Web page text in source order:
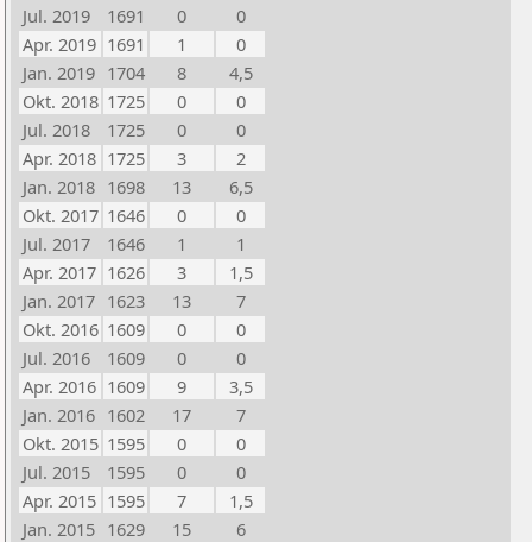
Jul. 2019
1691 0
0
Apr. 2019 1691 1
0
Jan. 2019 1704 8
4,5
Okt. 2018 1725 0
0
Jul. 2018
1725 0
0
Apr. 2018 1725 3
2
Jan. 2018 1698 13
6,5
Okt. 2017 1646 0
0
Jul. 2017
1646 1
1
Apr. 2017 1626 3
1,5
Jan. 2017 1623 13
7
Okt. 2016 1609 0
0
Jul. 2016
1609 0
0
Apr. 2016 1609 9
3,5
Jan. 2016 1602 17
7
Okt. 2015 1595 0
0
Jul. 2015
1595 0
0
Apr. 2015 1595 7
1,5
Jan. 2015 1629 15
6